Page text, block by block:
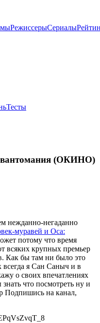
РежиссерыСериалы
Тесты
(ОКИНО)
нежданно-негаданно
муравей и Оса:
потому что время
всяких крупных премьер
Как бы там ни было это
всегда я Сан Саныч и в
о своих впечатлениях
что посмотреть ну и
Подпишись на канал,